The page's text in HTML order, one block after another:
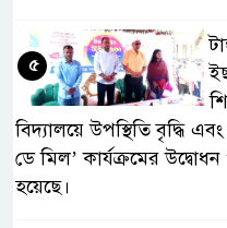
বিদ্যালয়ে উপস্থিতি বৃদ্ধি
ডে মিল’ কার্যক্রমের
হয়েছে।
৫